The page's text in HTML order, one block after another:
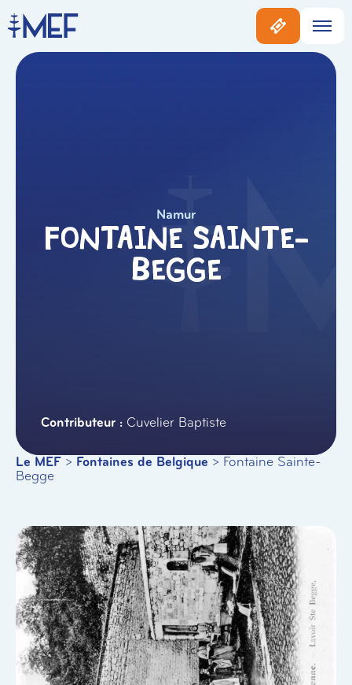
Namur
Fontaine Sainte-
Begge
Cuvelier Baptiste
Le MEF > Fontaines de Belgique > Fontaine Sainte-
Begge